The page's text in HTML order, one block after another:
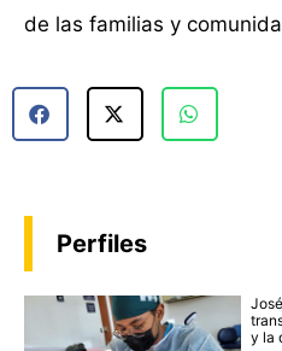
de las familias y
Perfiles
y la